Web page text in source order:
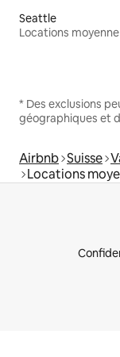
Seattle
* Des exclusions
géographiques et
Airbnb Suisse
Locations